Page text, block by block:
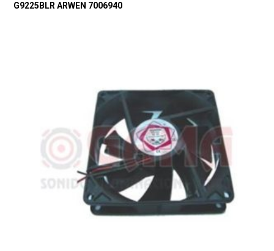
G9225BLR ARWEN 7006940